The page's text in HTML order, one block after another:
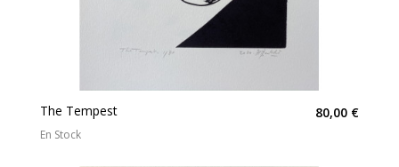
The Tempest 80,00 €
En Stock